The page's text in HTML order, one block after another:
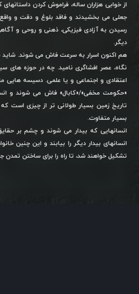
از خوابی هزاران ساله، فراموش کردن
جعلی می بخشیدند و فاقد بلوغ و دقت و
رسیدن به آزادی فیزیکی، ذهنی و روحی و
دیگر.
هم اکنون اسرار به سرعت فاش می شوند. شاید
نگاه، عصر افشاگری نامید. چه در حوزه های
اعتقادی و اجتماعی و یا علمی. دسیسه هایی
«حکومت مخفی»/«کابال» فاش می شوند و
تاریخ زمین بسیار طولانی تر از چیزی است
بسیار متفاوت.
انسانهایی که بیدار می شوند و چشم بر حقایق
انسانهای بیدار دیگر را بیابند و این چنین
تشکیل خواهند شد، تا راه را برای ساختن تمدن